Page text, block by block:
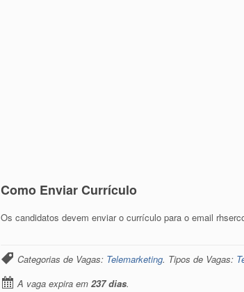
Como Enviar Currículo
Os candidatos devem enviar o currículo para o email
Categorias de Vagas: Telemarketing. Tipos de Vagas:
A vaga expira em 237 dias.